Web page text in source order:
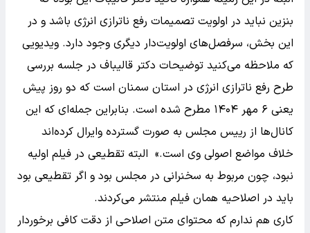
بنزین نباید در اولویت تصمیمات رفع ناترازی انرژی باشد و در
این بخش، سرفصل‌های اولویت‌دار دیگری وجود دارد. ویدیویی
که ملاحظه می‌کنید توضیحات دکتر قالیباف در جلسه بررسی
طرح رفع ناترازی انرژی در استان سمنان است که دو روز پیش
یعنی ۶ مهر ۱۴۰۴ مطرح شده است. بنابراین جمله‌ای که این
کانال‌ها از رییس مجلس به صورت گسترده وایرال کرده‌اند
خلاف مواضع اصولی وی است.» البته تقطیعی در فیلم اولیه
نبود، چون مربوط به سخنرانی در مجلس بود و اگر تقطیعی بود
باید در اصلاحیه همان فیلم منتشر می‌کردند.
کاری هم ندارم که محتوای متن اصلاحی از دقت کافی برخوردار